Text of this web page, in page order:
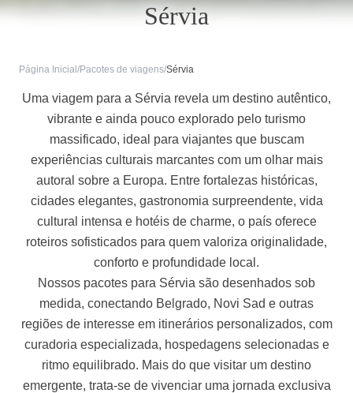
Sérvia
Página Inicial /Pacotes de viagens/Sérvia
Uma viagem para a Sérvia revela um destino autêntico,
vibrante e ainda pouco explorado pelo turismo
massificado, ideal para viajantes que buscam
experiências culturais marcantes com um olhar mais
autoral sobre a Europa. Entre fortalezas históricas,
cidades elegantes, gastronomia surpreendente, vida
cultural intensa e hotéis de charme, o país oferece
roteiros sofisticados para quem valoriza originalidade,
conforto e profundidade local.
Nossos pacotes para Sérvia são desenhados sob
medida, conectando Belgrado, Novi Sad e outras
regiões de interesse em itinerários personalizados, com
curadoria especializada, hospedagens selecionadas e
ritmo equilibrado. Mais do que visitar um destino
emergente, trata-se de vivenciar uma jornada exclusiva